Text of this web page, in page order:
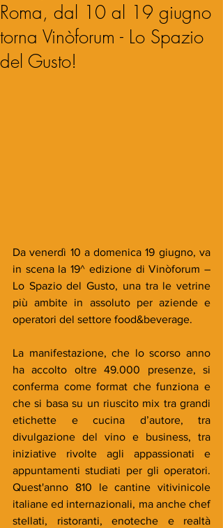
Roma, dal 10 al 19 giugno
torna Vinòforum - Lo Spazio
del Gusto!
Da venerdì 10 a domenica 19 giugno, va
in scena la 19^ edizione di Vinòforum –
Lo Spazio del Gusto, una tra le vetrine
più ambite in assoluto per aziende e
operatori del settore food&beverage.
La manifestazione, che lo scorso anno
ha accolto oltre 49.000 presenze, si
conferma come format che funziona e
che si basa su un riuscito mix tra grandi
etichette e cucina d’autore, tra
divulgazione del vino e business, tra
iniziative rivolte agli appassionati e
appuntamenti studiati per gli operatori.
Quest'anno 810 le cantine vitivinicole
italiane ed internazionali, ma anche chef
stellati, ristoranti, enoteche e realtà